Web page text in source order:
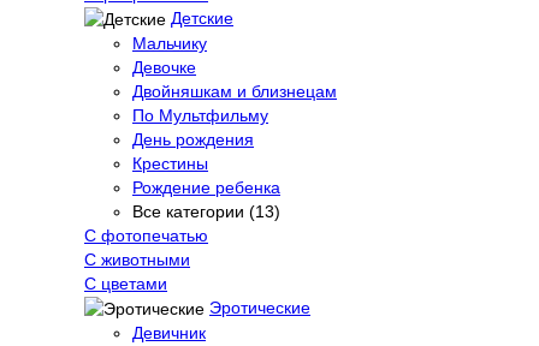
Детские
Мальчику
Девочке
Двойняшкам и близнецам
По Мультфильму
День рождения
Крестины
Рождение ребенка
Все категории (13)
С фотопечатью
C животными
С цветами
Эротические
Девичник